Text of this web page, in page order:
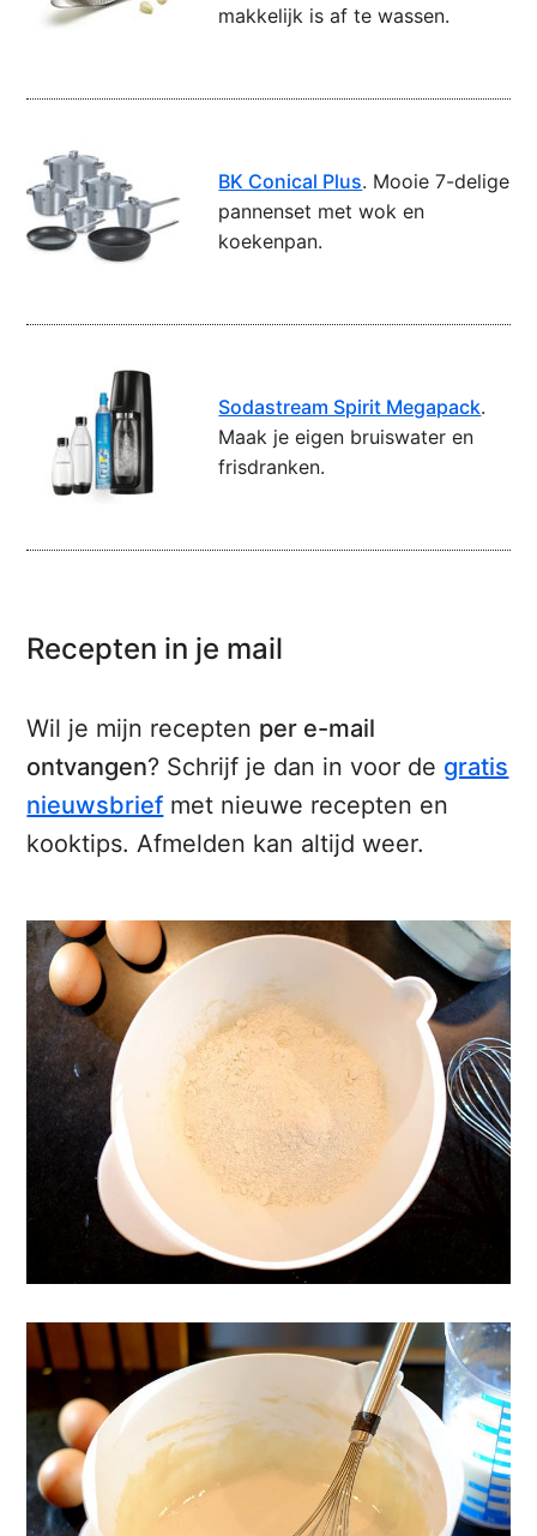
makkelijk is af te wassen.
BK Conical Plus. Mooie 7-delige
pannenset met wok en
koekenpan.
Sodastream Spirit Megapack.
Maak je eigen bruiswater en
frisdranken.
Recepten in je mail
Wil je mijn recepten per e-mail
ontvangen? Schrijf je dan in voor de gratis
nieuwsbrief met nieuwe recepten en
kooktips. Afmelden kan altijd weer.